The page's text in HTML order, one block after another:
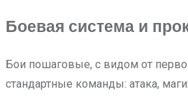
Боевая система и
Бои пошаговые, с видом от
стандартные команды: атака,